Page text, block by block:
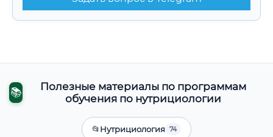
📚
Полезные материалы по программам
обучения по нутрициологии
📂Нутрициология 74